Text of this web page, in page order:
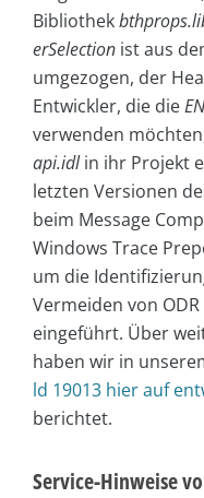
Bibliothek
erSelection ist aus
umgezogen, der
Entwickler, die die
verwenden
api.idlin ihr Projekt
letzten Versionen
beim Message
Windows Trace
um die
Vermeiden von ODR
eingeführt. Über
haben wir in
ld 19013 hier auf
berichtet.
Service-Hinweise